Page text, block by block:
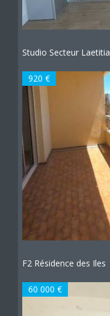
Studio Secteur Laetitia
920 €
F2 Résidence des Iles
60 000 €